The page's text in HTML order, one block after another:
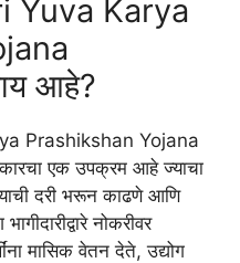
Yuva Karya
आहे?
Prashikshan Yojana
एक उपक्रम आहे ज्याचा
दरी भरून काढणे आणि
नोकरीवर
मासिक वेतन देते, उद्योग